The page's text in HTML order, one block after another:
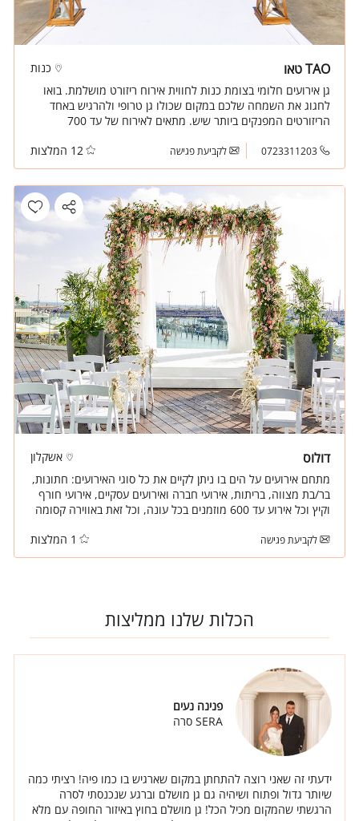
TAO טאו
כנות
גן אירועים חלומי בצומת כנות לחווית אירוח ריזורט מושלמת. בואו
לחגוג את השמחה שלכם במקום שכולו גן טרופי ולהרגיש באחד
הריזורטים המפנקים ביותר שיש. מתאים לאירוח של עד 700
0723311203 לקביעת פגישה 12 המלצות
דולוס
אשקלון
מתחם אירועים על הים בו ניתן לקיים את כל סוגי האירועים: חתונות,
בר/בת מצווה, בריתות, אירועי חברה ואירועים עסקיים, אירועי חורף
וקיץ וכל אירוע עד 600 מוזמנים בכל עונה, וכל זאת באווירה קסומה
לקביעת פגישה 1 המלצות
הכלות שלנו ממליצות
פנינה נעים
SERA סרה
ידעתי זה שאני רוצה להתחתן במקום שארגיש בו כמו פיה! רציתי כמה
שיותר גדול ופתוח ושיהיה גם גן מושלם וברגע שנכנסתי לסרה
הרגשתי שהמקום מכיל הכל! גן מושלם בחוץ באיזור החופה עם מלא